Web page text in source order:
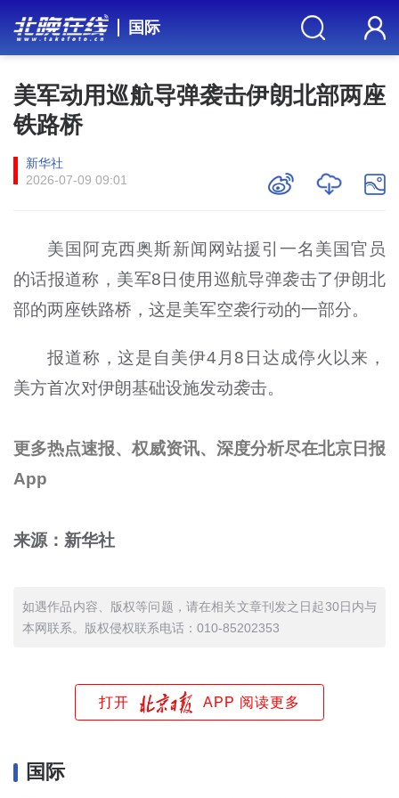
国际
美军动用巡航导弹袭击伊朗北部两座
铁路桥
新华社
2026-07-09 09:01
美国阿克西奥斯新闻网站援引一名美国官员
的话报道称，美军8日使用巡航导弹袭击了伊朗北
部的两座铁路桥，这是美军空袭行动的一部分。
报道称，这是自美伊4月8日达成停火以来，
美方首次对伊朗基础设施发动袭击。
更多热点速报、权威资讯、深度分析尽在北京日报
App
来源：新华社
如遇作品内容、版权等问题，请在相关文章刊发之日起30日内与
本网联系。版权侵权联系电话：010-85202353
打开 APP 阅读更多
国际